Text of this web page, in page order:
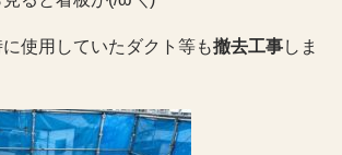
使用していたダクト等も撤去工事しま